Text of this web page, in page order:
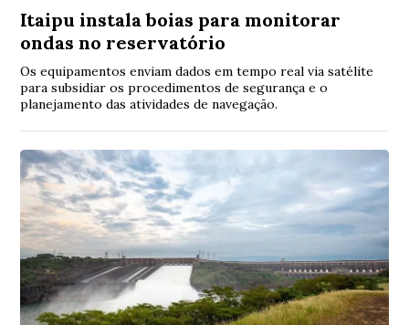
Itaipu instala boias para monitorar
ondas no reservatório
Os equipamentos enviam dados em tempo real via satélite
para subsidiar os procedimentos de segurança e o
planejamento das atividades de navegação.